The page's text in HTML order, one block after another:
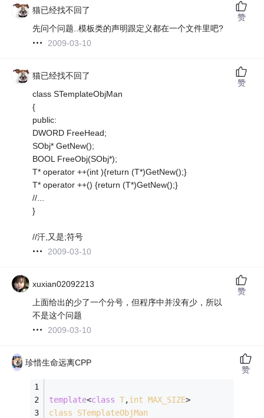
猫已经找不回了
先问个问题..模板类的声明跟定义都在一个文件里吧?
2009-03-10
赞
猫已经找不回了
class STemplateObjMan
{
public:
DWORD FreeHead;
SObj* GetNew();
BOOL FreeObj(SObj*);
T* operator ++(int ){return (T*)GetNew();}
T* operator ++() {return (T*)GetNew();}
//...
}
//汗,又是;符号
2009-03-10
赞
xuxian02092213
上面给出的少了一个分号，但程序中并没有少，所以
不是这个问题
2009-03-10
赞
珍惜生命远离CPP
template<class T,int MAX_SIZE>
class
STemplateObjMan
赞